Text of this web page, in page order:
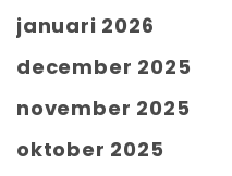
januari 2026
december 2025
november 2025
oktober 2025